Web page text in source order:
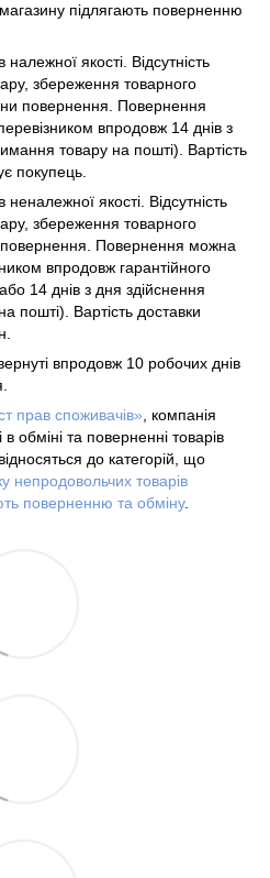
магазину підлягають поверненню
якості. Відсутність
збереження товарного
повернення. Повернення
впродовж 14 днів з
товару на пошті). Вартість
покупець.
якості. Відсутність
збереження товарного
повернення. Повернення можна
впродовж гарантійного
14 днів з дня здійснення
пошті). Вартість доставки
впродовж 10 робочих днів
прав споживачів», компанія
обміні та поверненні товарів
до категорій, що
непродовольчих товарів
поверненню та обміну.